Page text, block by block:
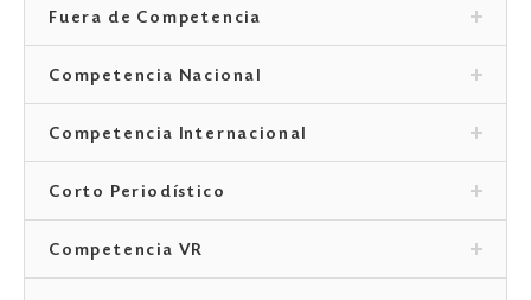
Fuera de Competencia
Competencia Nacional
Competencia Internacional
Corto Periodístico
Competencia VR